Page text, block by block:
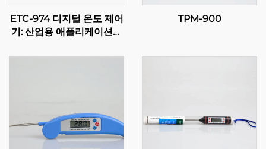
ETC-974 디지털 온도 제어
기: 산업용 애플리케이션을
제어
TPM-900